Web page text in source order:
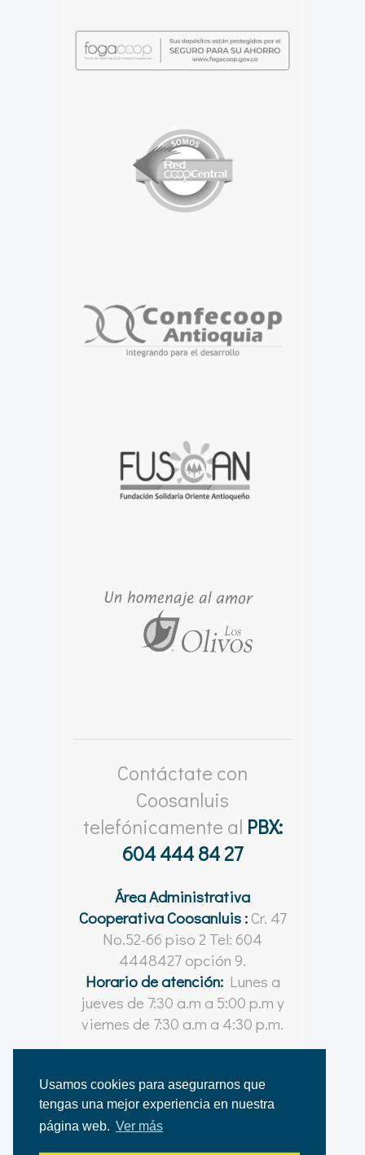
Usamos cookies para asegurarnos que
tengas una mejor experiencia en nuestra
página web. Ver más
Contáctate con
Coosanluis
telefónicamente al PBX:
604 444 84 27
Área Administrativa
Cooperativa Coosanluis :Cr. 47
No.52-66 piso 2 Tel: 604
4448427 opción 9.
Horario de atención:Lunes a
jueves de 7:30 a.m a 5:00 p.m y
viernes de 7:30 a.m a 4:30 p.m.
© Coosanluis 2021 - 2026